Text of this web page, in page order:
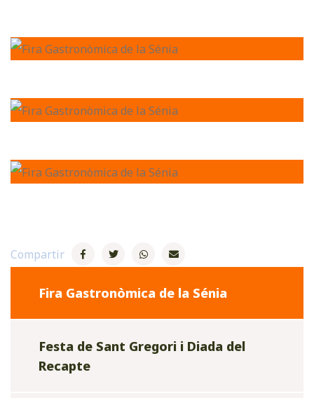
Compartir
Fira Gastronòmica de la Sénia
Festa de Sant Gregori i Diada del
Recapte